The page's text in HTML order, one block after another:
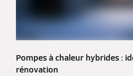
Pompes à chaleur hybrides :
rénovation